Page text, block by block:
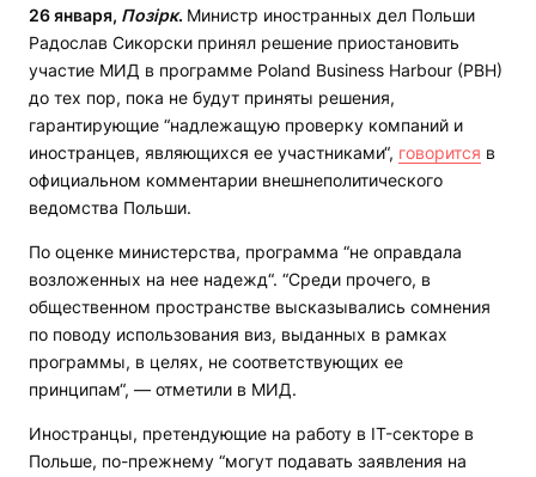
26 января, Позірк. Министр иностранных дел Польши
Радослав Сикорски принял решение приостановить
участие МИД в программе Poland Business Harbour (PBH)
до тех пор, пока не будут приняты решения,
гарантирующие “надлежащую проверку компаний и
иностранцев, являющихся ее участниками“, говорится в
официальном комментарии внешнеполитического
ведомства Польши.
По оценке министерства, программа “не оправдала
возложенных на нее надежд“. “Среди прочего, в
общественном пространстве высказывались сомнения
по поводу использования виз, выданных в рамках
программы, в целях, не соответствующих ее
принципам“, — отметили в МИД.
Иностранцы, претендующие на работу в IT-секторе в
Польше, по-прежнему “могут подавать заявления на